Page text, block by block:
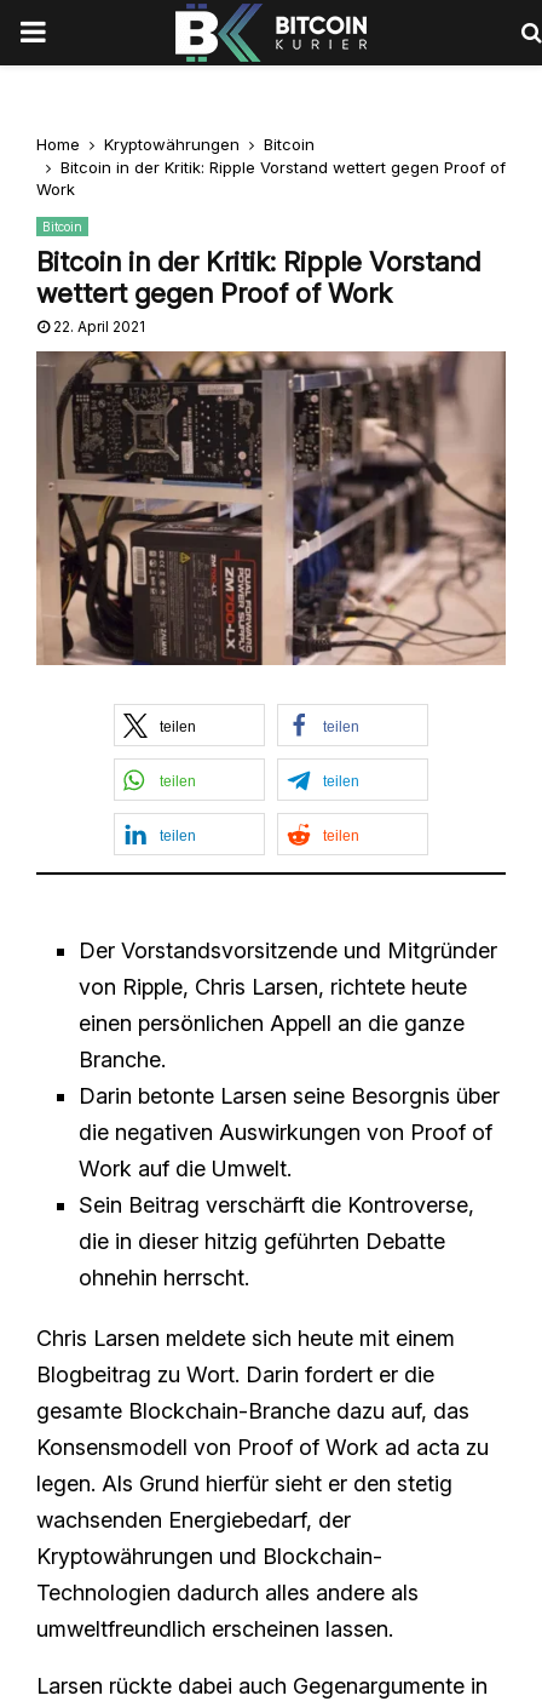
PRIMARY
Home Kryptowährungen
Bitcoin
Bitcoin in der Kritik: Ripple Vorstand wettert gegen Proof of
Work
Bitcoin
Bitcoin in der Kritik: Ripple Vorstand
wettert gegen Proof of Work
22. April 2021
teilen teilen
teilen teilen
teilen teilen
Der Vorstandsvorsitzende und Mitgründer
von Ripple, Chris Larsen, richtete heute
einen persönlichen Appell an die ganze
Branche.
Darin betonte Larsen seine Besorgnis über
die negativen Auswirkungen von Proof of
Work auf die Umwelt.
Sein Beitrag verschärft die Kontroverse,
die in dieser hitzig geführten Debatte
ohnehin herrscht.
Chris Larsen meldete sich heute mit einem
Blogbeitrag zu Wort. Darin fordert er die
gesamte Blockchain-Branche dazu auf, das
Konsensmodell von Proof of Work ad acta zu
legen. Als Grund hierfür sieht er den stetig
wachsenden Energiebedarf, der
Kryptowährungen und Blockchain-
Technologien dadurch alles andere als
umweltfreundlich erscheinen lassen.
Larsen rückte dabei auch Gegenargumente in